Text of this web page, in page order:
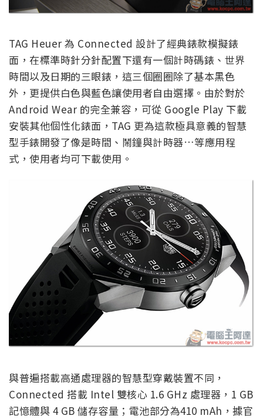
TAG Heuer 為 Connected 設計了經典錶款模擬錶
面，在標準時針分針配置下還有一個計時碼錶、世界
時間以及日期的三眼錶，這三個圈圈除了基本黑色
外，更提供白色與藍色讓使用者自由選擇。由於對於
Android Wear 的完全兼容，可從 Google Play 下載
安裝其他個性化錶面，TAG 更為這款極具意義的智慧
型手錶開發了像是時間、鬧鐘與計時器…等應用程
式，使用者均可下載使用。
與普遍搭載高通處理器的智慧型穿戴裝置不同，
Connected 搭載 Intel 雙核心 1.6 GHz 處理器，1 GB
記憶體與 4 GB 儲存容量；電池部分為410 mAh，據官